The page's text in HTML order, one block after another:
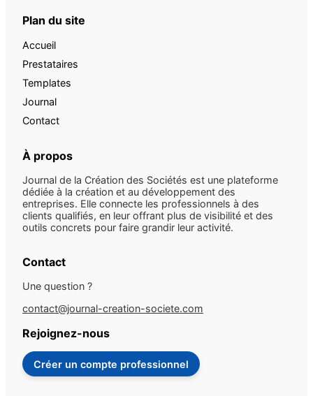
Plan du site
Accueil
Prestataires
Templates
Journal
Contact
À propos
Journal de la Création des Sociétés est une plateforme
dédiée à la création et au développement des
entreprises. Elle connecte les professionnels à des
clients qualifiés, en leur offrant plus de visibilité et des
outils concrets pour faire grandir leur activité.
Contact
Une question ?
contact@journal-creation-societe.com
Rejoignez-nous
Créer un compte professionnel